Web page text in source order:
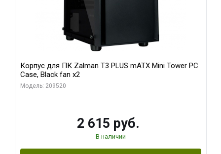
Корпус для ПК Zalman T3 PLUS mATX Mini Tower PC
Case, Black fan x2
Модель: 209520
2 615 руб.
В наличии